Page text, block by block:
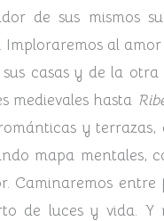
de sus mismos
Imploraremos al
casas y de la otra
medievales hasta
y
mapa mentales,
Caminaremos entre
de luces y vida. Y